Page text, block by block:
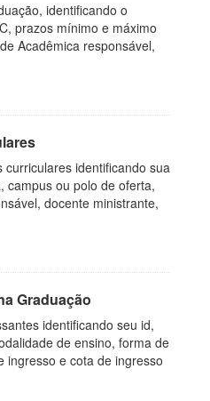
identificando o
prazos mínimo e máximo
Acadêmica responsável,
curriculares identificando sua
campus ou polo de oferta,
docente ministrante,
Graduação
identificando seu id,
de ensino, forma de
ingresso e cota de ingresso